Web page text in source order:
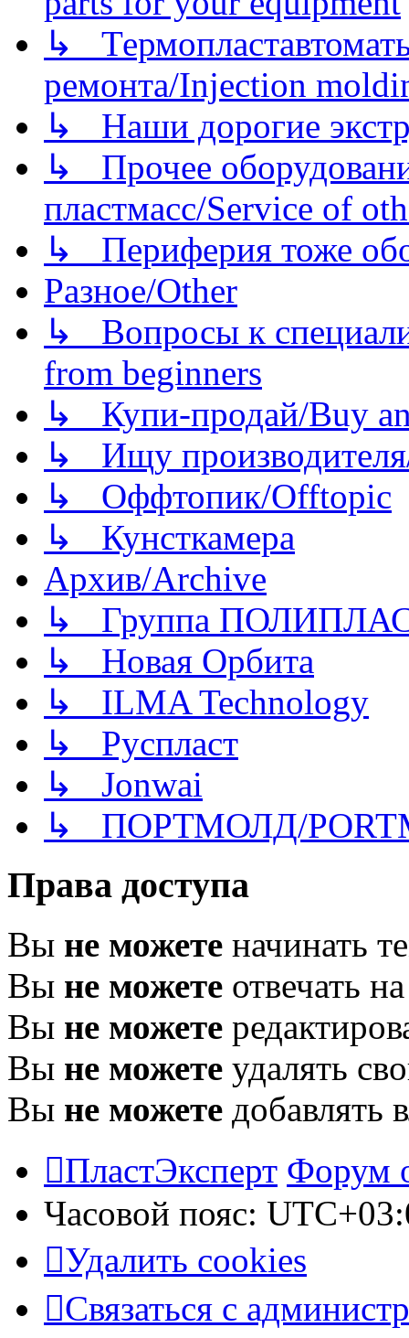
↳
ремонта/Injection
↳ Наши дорогие
↳ Прочее
пластмасс/Service of
↳ Периферия тоже
Разное/Other
↳ Вопросы к
from beginners
↳ Купи-продай/Buy
↳ Ищу
↳ Оффтопик/Offtopic
↳ Кунсткамера
Архив/Archive
↳ Группа
↳ Новая Орбита
↳ ILMA Technology
↳ Руспласт
↳ Jonwai
↳ ПОРТМОЛД/
Права доступа
Вы не можете начинать
Вы не можете отвечать
Вы не можете
Вы не можете удалять
Вы не можете добавлять
ПластЭксперт Форум
Часовой пояс:
Удалить cookies
Связаться с